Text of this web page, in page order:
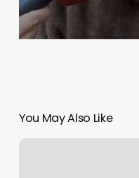
You May Also Like
Dani